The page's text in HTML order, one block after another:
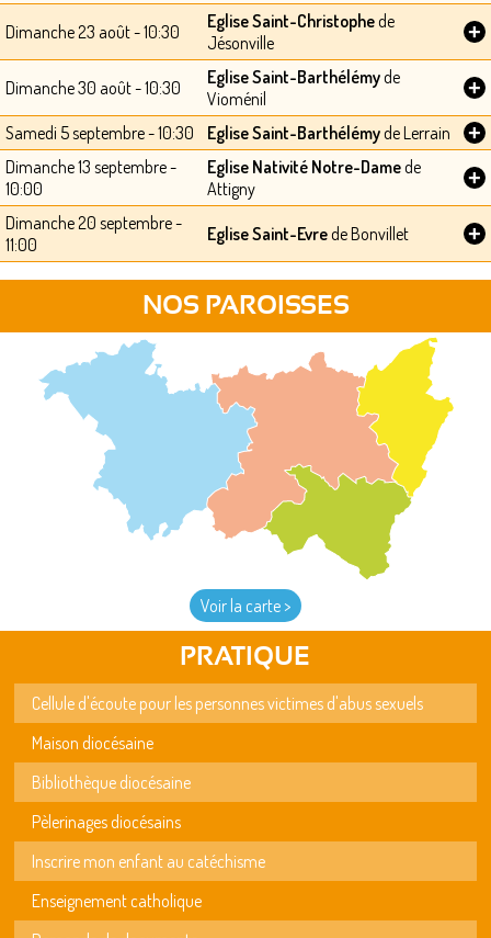
Dimanche 23 août - 10:30 Eglise Saint-Christophede
Jésonville
+
Dimanche 30 août - 10:30 Eglise Saint-Barthélémyde
Vioménil
+
Samedi 5 septembre - 10:30 Eglise Saint-Barthélémyde Lerrain +
Dimanche 13 septembre -
10:00
Eglise Nativité Notre-Damede
Attigny
+
Dimanche 20 septembre -
11:00
Eglise Saint-Evrede Bonvillet +
NOS PAROISSES
Voir la carte >
PRATIQUE
Cellule d'écoute pour les personnes victimes d'abus sexuels
Maison diocésaine
Bibliothèque diocésaine
Pèlerinages diocésains
Inscrire mon enfant au catéchisme
Enseignement catholique